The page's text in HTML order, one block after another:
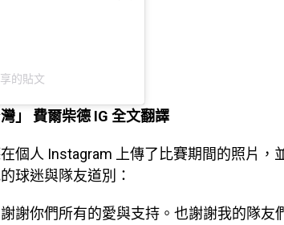
的貼文
灣」 費爾柴德 IG 全文翻譯
個人 Instagram 上傳了比賽期間的照片，
球迷與隊友道別：
謝謝你們所有的愛與支持。也謝謝我的隊